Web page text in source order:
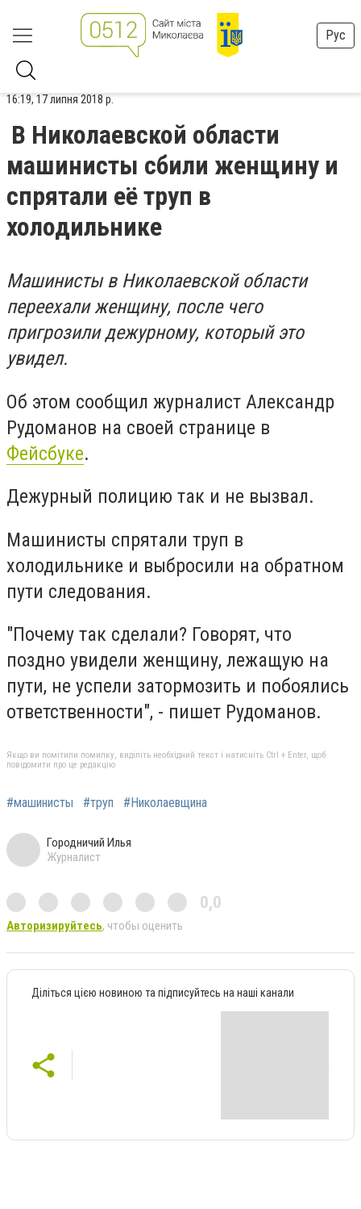
Рус
16:19, 17 липня 2018 р.
В Николаевской области
машинисты сбили женщину и
спрятали её труп в
холодильнике
Машинисты в Николаевской области
переехали женщину, после чего
пригрозили дежурному, который это
увидел.
Об этом сообщил журналист Александр
Рудоманов на своей странице в
Фейсбуке.
Дежурный полицию так и не вызвал.
Машинисты спрятали труп в
холодильнике и выбросили на обратном
пути следования.
"Почему так сделали? Говорят, что
поздно увидели женщину, лежащую на
пути, не успели затормозить и побоялись
ответственности", - пишет Рудоманов.
Якщо ви помітили помилку, виділіть необхідний текст і натисніть Ctrl + Enter, щоб
повідомити про це редакцію
#машинисты #труп #Николаевщина
Городничий Илья
Журналист
0,0
Авторизируйтесь, чтобы оценить
Діліться цією новиною та підписуйтесь на наші канали